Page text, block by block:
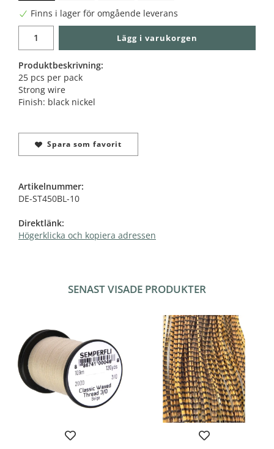
Finns i lager för omgående leverans
Lägg i varukorgen
Produktbeskrivning:
25 pcs per pack
Strong wire
Finish: black nickel
Spara som favorit
Artikelnummer:
DE-ST450BL-10
Direktlänk:
Högerklicka och kopiera adressen
SENAST VISADE PRODUKTER